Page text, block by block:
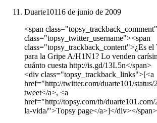
Duarte10116 de junio de 2009
<span
class="topsy_twitter_username"><span
class="topsy_trackback_content">¿Es
para la Gripe A/H1N1? Lo venden
cuánto cuesta http://is.gd/13L5n</span>
<div class="topsy_trackback_links">[<a
href="http://twitter.com/duarte101/
tweet</a>, <a
href="http://topsy.com/tb/
la-vida/">Topsy page</a>]</div></span>